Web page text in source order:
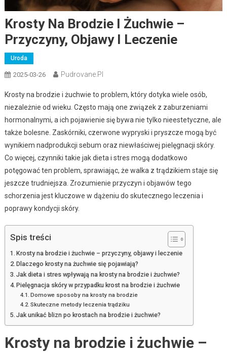
Krosty Na Brodzie I Żuchwie –
Przyczyny, Objawy I Leczenie
Uroda
2025-03-26 Pudrovane.pl
Krosty na brodzie i żuchwie to problem, który dotyka wiele osób,
niezależnie od wieku. Często mają one związek z zaburzeniami
hormonalnymi, a ich pojawienie się bywa nie tylko nieestetyczne, ale
także bolesne. Zaskórniki, czerwone wypryski i pryszcze mogą być
wynikiem nadprodukcji sebum oraz niewłaściwej pielęgnacji skóry.
Co więcej, czynniki takie jak dieta i stres mogą dodatkowo
potęgować ten problem, sprawiając, że walka z trądzikiem staje się
jeszcze trudniejsza. Zrozumienie przyczyn i objawów tego
schorzenia jest kluczowe w dążeniu do skutecznego leczenia i
poprawy kondycji skóry.
Spis treści
Krosty na brodzie i żuchwie – przyczyny, objawy i leczenie
Dlaczego krosty na żuchwie się pojawiają?
Jak dieta i stres wpływają na krosty na brodzie i żuchwie?
Pielęgnacja skóry w przypadku krost na brodzie i żuchwie
Domowe sposoby na krosty na brodzie
Skuteczne metody leczenia trądziku
Jak unikać blizn po krostach na brodzie i żuchwie?
Krosty na brodzie i żuchwie –